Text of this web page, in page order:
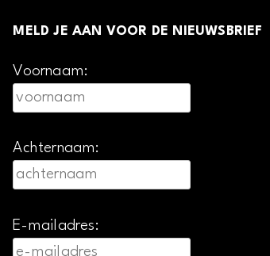
MELD JE AAN VOOR DE NIEUWSBRIEF
Voornaam:
Achternaam:
E-mailadres: